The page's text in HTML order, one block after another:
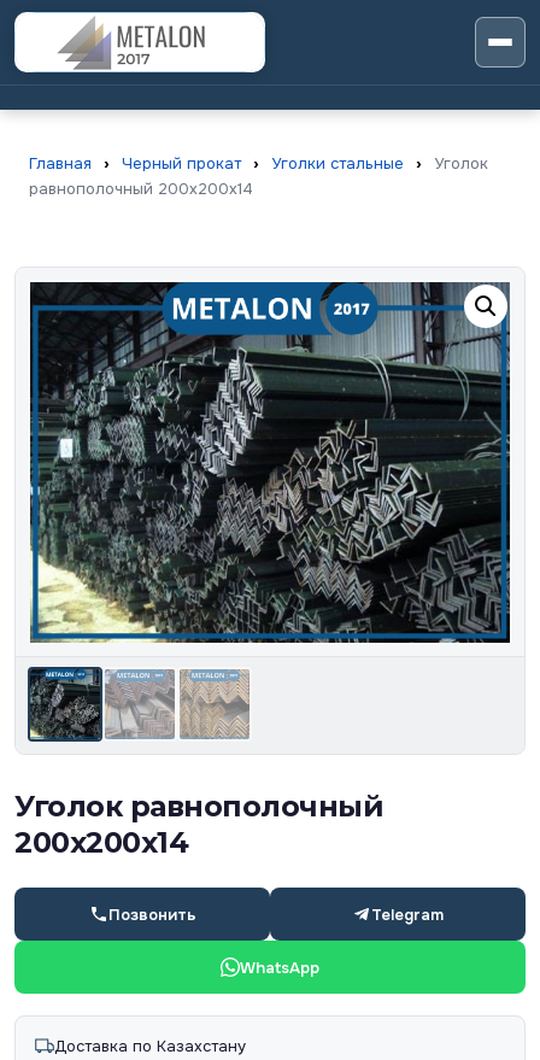
Главная › Черный прокат › Уголки стальные ›
Уголок
равнополочный 200х200х14
Уголок равнополочный
200х200х14
Позвонить Telegram
WhatsApp
Доставка по Казахстану